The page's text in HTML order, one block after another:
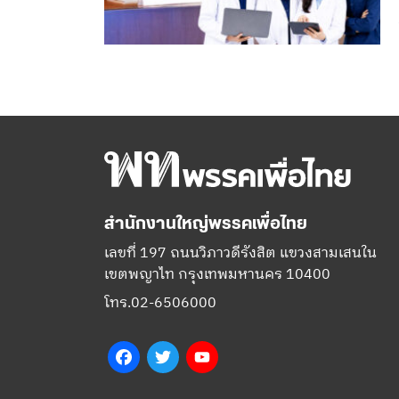
สำนักงานใหญ่พรรคเพื่อไทย
เลขที่ 197 ถนนวิภาวดีรังสิต แขวงสามเสนใน
เขตพญาไท กรุงเทพมหานคร 10400
โทร.02-6506000
FacebookTwitter